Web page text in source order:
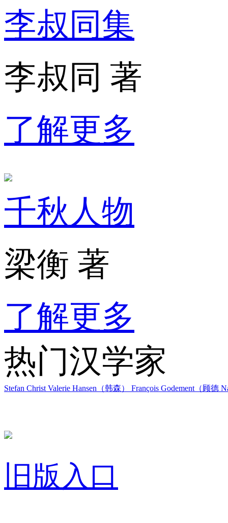
李叔同集
李叔同 著
了解更多
千秋人物
梁衡 著
了解更多
热门汉学家
Stefan Christ Valerie Hansen（韩森） François Godement（顾德
旧版入口